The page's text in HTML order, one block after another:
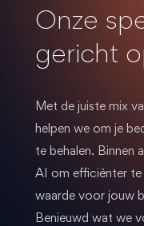
Onze
gericht
Met de juiste mix
helpen we om je
te behalen. Binnen
AI om efficiënter
waarde voor jouw
Benieuwd wat we